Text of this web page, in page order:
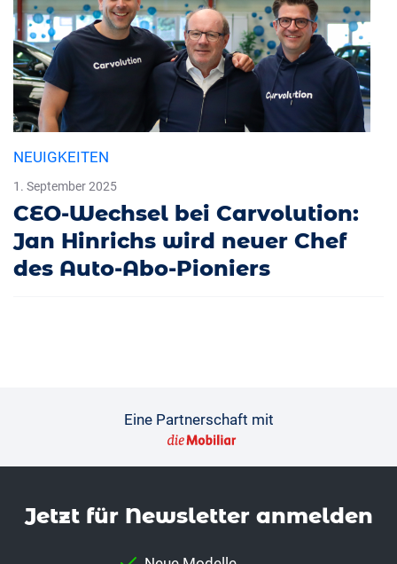
NEUIGKEITEN
1. September 2025
CEO-Wechsel bei Carvolution:
Jan Hinrichs wird neuer Chef
des Auto-Abo-Pioniers
Eine Partnerschaft mit
Jetzt für News­letter anmelden